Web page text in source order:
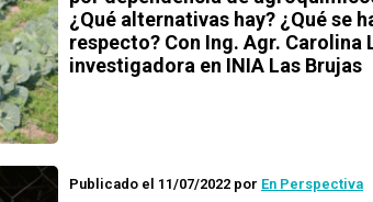
¿Qué alternativas hay? ¿Qué se
respecto? Con Ing. Agr. Carolina
investigadora en INIA Las Brujas
Publicado el 11/07/2022 por En Perspectiva